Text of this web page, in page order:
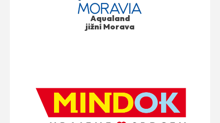
Aqualand
jižní Morava